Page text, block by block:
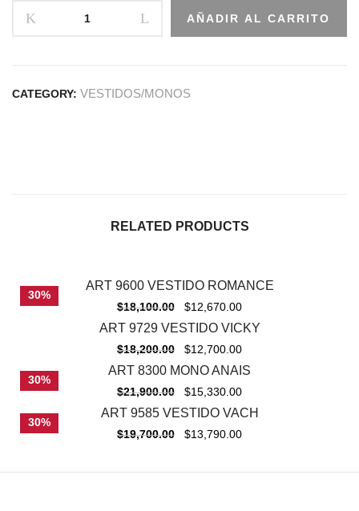
AÑADIR AL CARRITO
CATEGORY: VESTIDOS/MONOS
RELATED PRODUCTS
30%
ART 9600 VESTIDO ROMANCE
$18,100.00 $12,670.00
ART 9729 VESTIDO VICKY
$18,200.00 $12,700.00
30%
ART 8300 MONO ANAIS
$21,900.00 $15,330.00
30%
ART 9585 VESTIDO VACH
$19,700.00 $13,790.00